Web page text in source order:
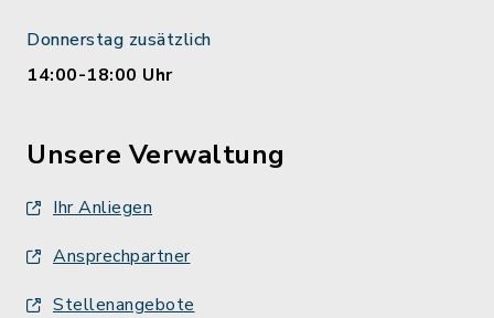
Donnerstag zusätzlich
14:00-18:00 Uhr
Unsere Verwaltung
Ihr Anliegen
Ansprechpartner
Stellenangebote